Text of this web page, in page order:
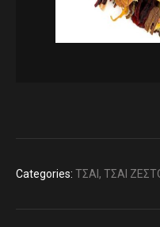
Categories: ΤΣΑΙ, ΤΣΑΙ